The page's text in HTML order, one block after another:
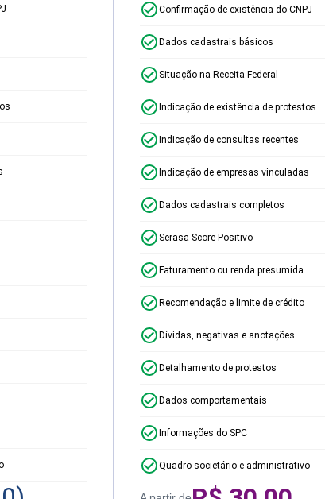
Confirmação de existência do CNPJ
Dados cadastrais básicos
Situação na Receita Federal
Indicação de existência de protestos
Indicação de consultas recentes
Indicação de empresas vinculadas
Dados cadastrais completos
Serasa Score Positivo
Faturamento ou renda presumida
Recomendação e limite de crédito
Dívidas, negativas e anotações
Detalhamento de protestos
Dados comportamentais
Informações do SPC
Quadro societário e administrativo